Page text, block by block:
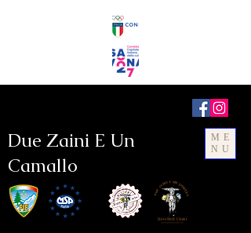
Due Zaini E Un
Camallo
ME
NU